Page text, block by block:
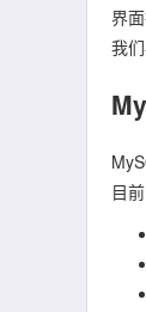
界
我
目